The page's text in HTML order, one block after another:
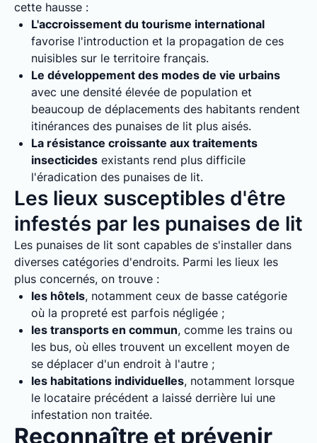
cette hausse :
L'accroissement du tourisme international
favorise l'introduction et la propagation de ces
nuisibles sur le territoire français.
Le développement des modes de vie urbains
avec une densité élevée de population et
beaucoup de déplacements des habitants rendent
itinérances des punaises de lit plus aisés.
La résistance croissante aux traitements
insecticides existants rend plus difficile
l'éradication des punaises de lit.
Les lieux susceptibles d'être
infestés par les punaises de lit
Les punaises de lit sont capables de s'installer dans
diverses catégories d'endroits. Parmi les lieux les
plus concernés, on trouve :
les hôtels, notamment ceux de basse catégorie
où la propreté est parfois négligée ;
les transports en commun, comme les trains ou
les bus, où elles trouvent un excellent moyen de
se déplacer d'un endroit à l'autre ;
les habitations individuelles, notamment lorsque
le locataire précédent a laissé derrière lui une
infestation non traitée.
Reconnaître et prévenir